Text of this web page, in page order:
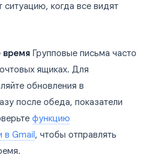
когда все видят
время Групповые письма часто
ящиках. Для
обновления в
после обеда, показатели
функцию
в Gmail , чтобы отправлять